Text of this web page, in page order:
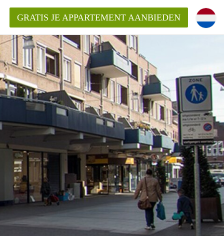
in Roermond?
GRATIS JE APPARTEMENT AANBIEDEN